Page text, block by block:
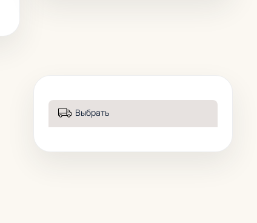
Выбрать